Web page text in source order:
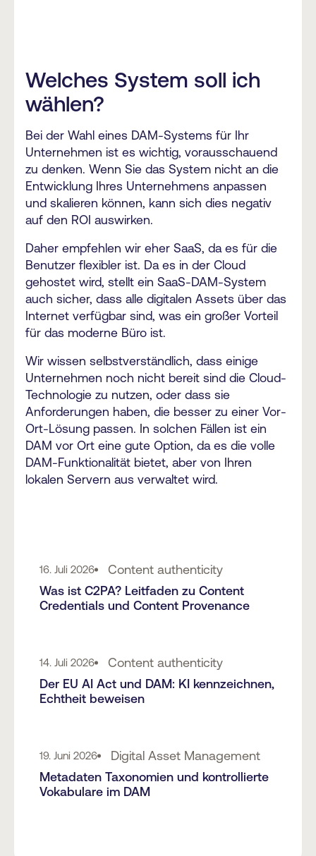
Welches System soll ich
wählen?
Bei der Wahl eines DAM-Systems für Ihr
Unternehmen ist es wichtig, vorausschauend
zu denken. Wenn Sie das System nicht an die
Entwicklung Ihres Unternehmens anpassen
und skalieren können, kann sich dies negativ
auf den ROI auswirken.
Daher empfehlen wir eher SaaS, da es für die
Benutzer flexibler ist. Da es in der Cloud
gehostet wird, stellt ein SaaS-DAM-System
auch sicher, dass alle digitalen Assets über das
Internet verfügbar sind, was ein großer Vorteil
für das moderne Büro ist.
Wir wissen selbstverständlich, dass einige
Unternehmen noch nicht bereit sind die Cloud-
Technologie zu nutzen, oder dass sie
Anforderungen haben, die besser zu einer Vor-
Ort-Lösung passen. In solchen Fällen ist ein
DAM vor Ort eine gute Option, da es die volle
DAM-Funktionalität bietet, aber von Ihren
lokalen Servern aus verwaltet wird.
16. Juli 2026 Content authenticity
Was ist C2PA? Leitfaden zu Content
Credentials und Content Provenance
14. Juli 2026 Content authenticity
Der EU AI Act und DAM: KI kennzeichnen,
Echtheit beweisen
19. Juni 2026 Digital Asset Management
Metadaten Taxonomien und kontrollierte
Vokabulare im DAM